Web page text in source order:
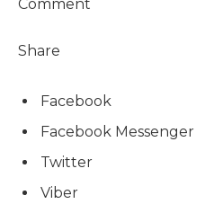
Comment
Share
Facebook
Facebook Messenger
Twitter
Viber